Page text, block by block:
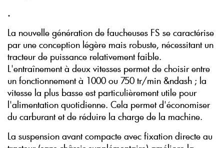
.
La nouvelle génération de faucheuses FS se caractérise
par une conception légère mais robuste, nécessitant un
tracteur de puissance relativement faible.
L'entraînement à deux vitesses permet de choisir entre
un fonctionnement à 1000 ou 750 tr/min &ndash ; la
vitesse la plus basse est particulièrement utile pour
l'alimentation quotidienne. Cela permet d'économiser
du carburant et de réduire la charge de la machine.
La suspension avant compacte avec fixation directe au